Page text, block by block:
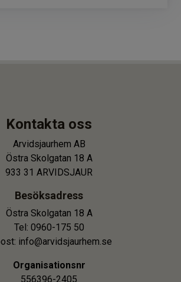
Kontakta oss
Arvidsjaurhem AB
Östra Skolgatan 18 A
933 31 ARVIDSJAUR
Besöksadress
Östra Skolgatan 18 A
Tel: 0960-175 50
info@arvidsjaurhem.se
Organisationsnr
556396-2405